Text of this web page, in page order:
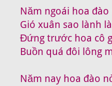
Năm ngoái hoa đào
Gió xuân sao lành
Đứng trước hoa cô
Buồn quá đôi lông
Năm nay hoa đào